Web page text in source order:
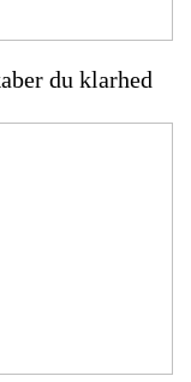
du klarhed